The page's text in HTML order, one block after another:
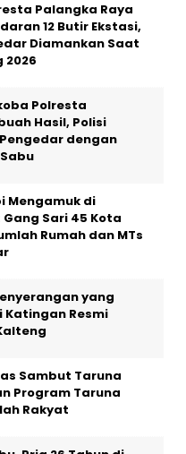
Palangka Raya
12 Butir Ekstasi,
Diamankan Saat
2026
Polresta
Hasil, Polisi
dengan
Mengamuk di
Sari 45 Kota
Rumah dan MTs
yang
Katingan Resmi
Sambut Taruna
Program Taruna
Rakyat